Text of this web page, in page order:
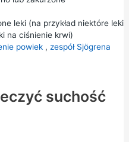
leki (na przykład niektóre leki
na ciśnienie krwi)
powiek, zespół Sjögrena
suchość